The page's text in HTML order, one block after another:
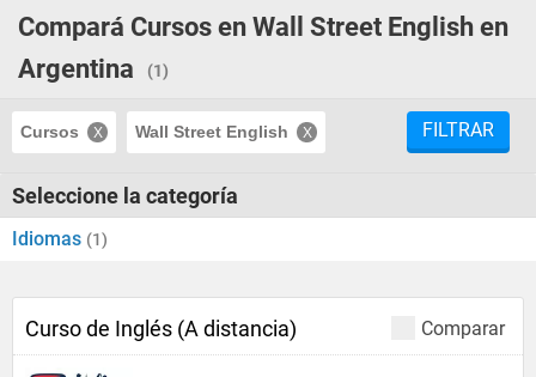
Compará Cursos en Wall Street English en
Argentina
(1)
Cursos Wall Street English FILTRAR
Seleccione la categoría
Idiomas (1)
Comparar
Curso de Inglés (A distancia)